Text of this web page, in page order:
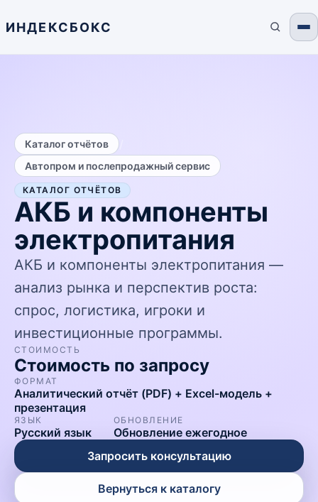
ИНДЕКСБОКС
Каталог отчётов
Автопром и послепродажный сервис
КАТАЛОГ ОТЧЁТОВ
АКБ и компоненты
электропитания
АКБ и компоненты электропитания —
анализ рынка и перспектив роста:
спрос, логистика, игроки и
инвестиционные программы.
СТОИМОСТЬ
Стоимость по запросу
ФОРМАТ
Аналитический отчёт (PDF) + Excel-модель +
презентация
ЯЗЫК
Русский язык
ОБНОВЛЕНИЕ
Обновление ежегодное
Запросить консультацию
Вернуться к каталогу